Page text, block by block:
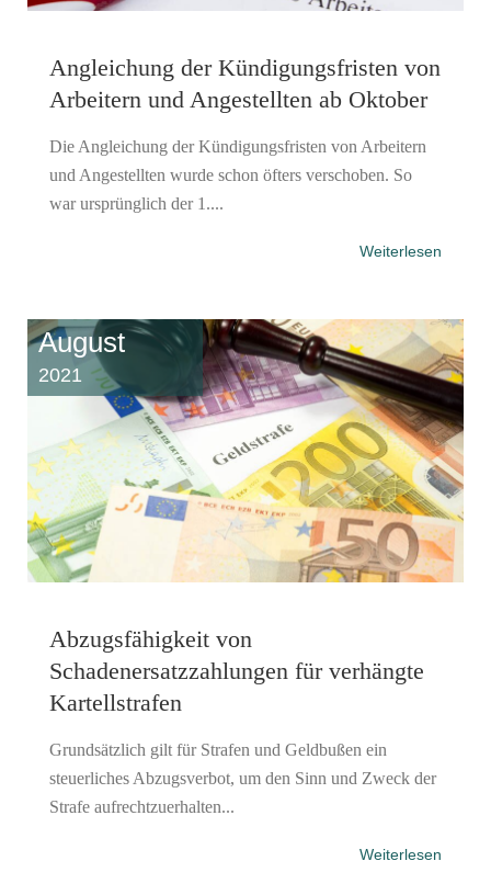
Angleichung der Kündigungsfristen von
Arbeitern und Angestellten ab Oktober
Die Angleichung der Kündigungsfristen von Arbeitern
und Angestellten wurde schon öfters verschoben. So
war ursprünglich der 1....
Weiterlesen
August
2021
Abzugsfähigkeit von
Schadenersatzzahlungen für verhängte
Kartellstrafen
Grundsätzlich gilt für Strafen und Geldbußen ein
steuerliches Abzugsverbot, um den Sinn und Zweck der
Strafe aufrechtzuerhalten...
Weiterlesen